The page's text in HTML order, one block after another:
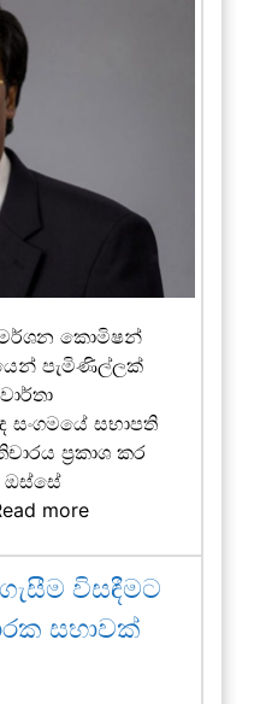
කොමිෂන්
පැමිණිල්ලක්
සංගමයේ සභාපති
ප්‍රකාශ කර
ඔස්සේ
more
විසඳීමට
සභාවක්